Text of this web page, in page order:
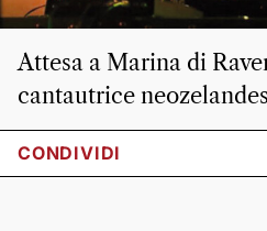
Attesa a Marina di
cantautrice
CONDIVIDI